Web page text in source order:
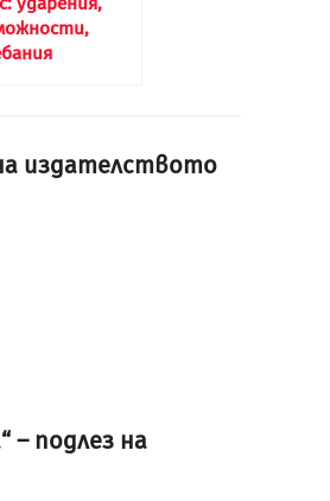
издателството
– подлез на